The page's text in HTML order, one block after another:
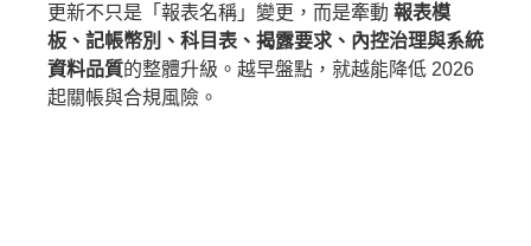
更新不只是「報表名稱」變更，而是牽動 報表模
板、記帳幣別、科目表、揭露要求、內控治理與系統
資料品質的整體升級。越早盤點，就越能降低 2026
起關帳與合規風險。